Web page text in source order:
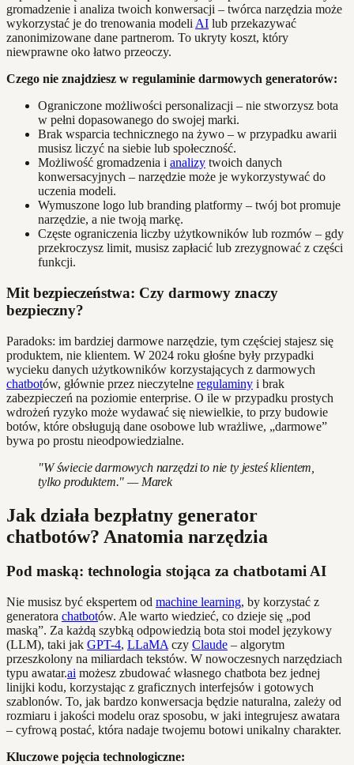
gromadzenie i analiza twoich konwersacji – twórca narzędzia może
wykorzystać je do trenowania modeli AI lub przekazywać
zanonimizowane dane partnerom. To ukryty koszt, który
niewprawne oko łatwo przeoczy.
Czego nie znajdziesz w regulaminie darmowych generatorów:
Ograniczone możliwości personalizacji – nie stworzysz bota
w pełni dopasowanego do swojej marki.
Brak wsparcia technicznego na żywo – w przypadku awarii
musisz liczyć na siebie lub społeczność.
Możliwość gromadzenia i analizy twoich danych
konwersacyjnych – narzędzie może je wykorzystywać do
uczenia modeli.
Wymuszone logo lub branding platformy – twój bot promuje
narzędzie, a nie twoją markę.
Częste ograniczenia liczby użytkowników lub rozmów – gdy
przekroczysz limit, musisz zapłacić lub zrezygnować z części
funkcji.
Mit bezpieczeństwa: Czy darmowy znaczy
bezpieczny?
Paradoks: im bardziej darmowe narzędzie, tym częściej stajesz się
produktem, nie klientem. W 2024 roku głośne były przypadki
wycieku danych użytkowników korzystających z darmowych
chatbotów, głównie przez nieczytelne regulaminy i brak
zabezpieczeń na poziomie enterprise. O ile w przypadku prostych
wdrożeń ryzyko może wydawać się niewielkie, to przy budowie
botów, które obsługują dane osobowe lub wrażliwe, „darmowe”
bywa po prostu nieodpowiedzialne.
"W świecie darmowych narzędzi to nie ty jesteś klientem,
tylko produktem." — Marek
Jak działa bezpłatny generator
chatbotów? Anatomia narzędzia
Pod maską: technologia stojąca za chatbotami AI
Nie musisz być ekspertem od machine learning, by korzystać z
generatora chatbotów. Ale warto wiedzieć, co dzieje się „pod
maską”. Za każdą szybką odpowiedzią bota stoi model językowy
(LLM), taki jak GPT-4, LLaMA czy Claude – algorytm
przeszkolony na miliardach tekstów. W nowoczesnych narzędziach
typu awatar.ai możesz zbudować własnego chatbota bez jednej
linijki kodu, korzystając z graficznych interfejsów i gotowych
szablonów. To, jak bardzo konwersacja będzie naturalna, zależy od
rozmiaru i jakości modelu oraz sposobu, w jaki integrujesz awatara
– cyfrową postać, która nadaje twojemu botowi unikalny charakter.
Kluczowe pojęcia technologiczne: